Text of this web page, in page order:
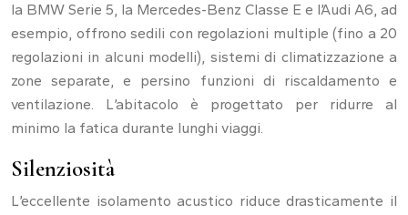
la BMW Serie 5, la Mercedes-Benz Classe E e l’Audi A6, ad
esempio, offrono sedili con regolazioni multiple (fino a 20
regolazioni in alcuni modelli), sistemi di climatizzazione a
zone separate, e persino funzioni di riscaldamento e
ventilazione. L’abitacolo è progettato per ridurre al
minimo la fatica durante lunghi viaggi.
Silenziosità
L’eccellente isolamento acustico riduce drasticamente il